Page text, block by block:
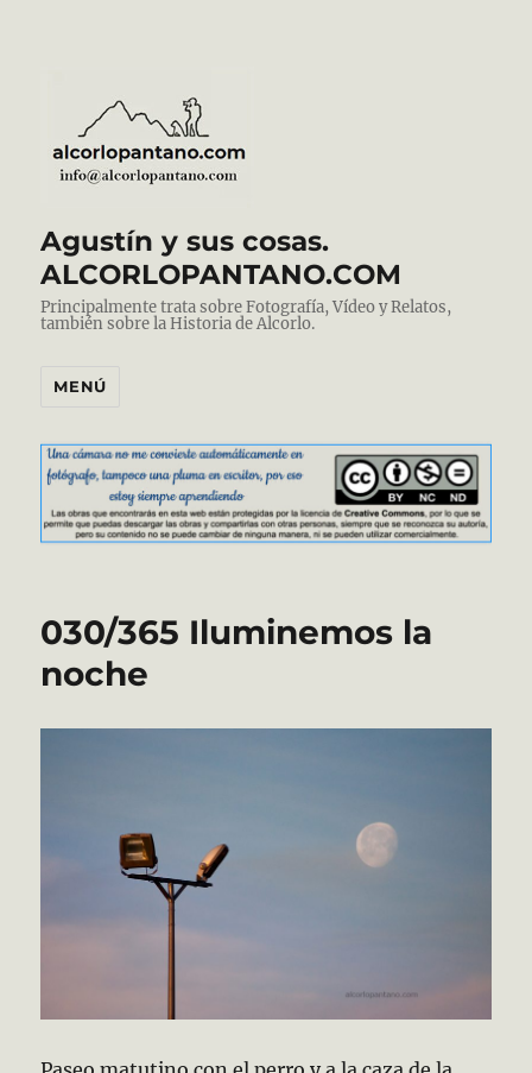
Agustín y sus cosas.
ALCORLOPANTANO.COM
Principalmente trata sobre Fotografía, Vídeo y Relatos,
también sobre la Historia de Alcorlo.
MENÚ
030/365 Iluminemos la
noche